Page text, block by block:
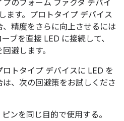
のフォーム ファクタ デバイ
ます。プロトタイプ デバイス
精度をさらに向上させるには
ブを直接 LED に接続して、
避します。
トタイプ デバイスに LED を
、次の回避策をお試しくださ
ンを同じ目的で使用する。